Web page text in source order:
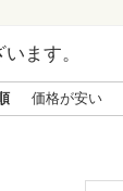
ます。
価格が安い